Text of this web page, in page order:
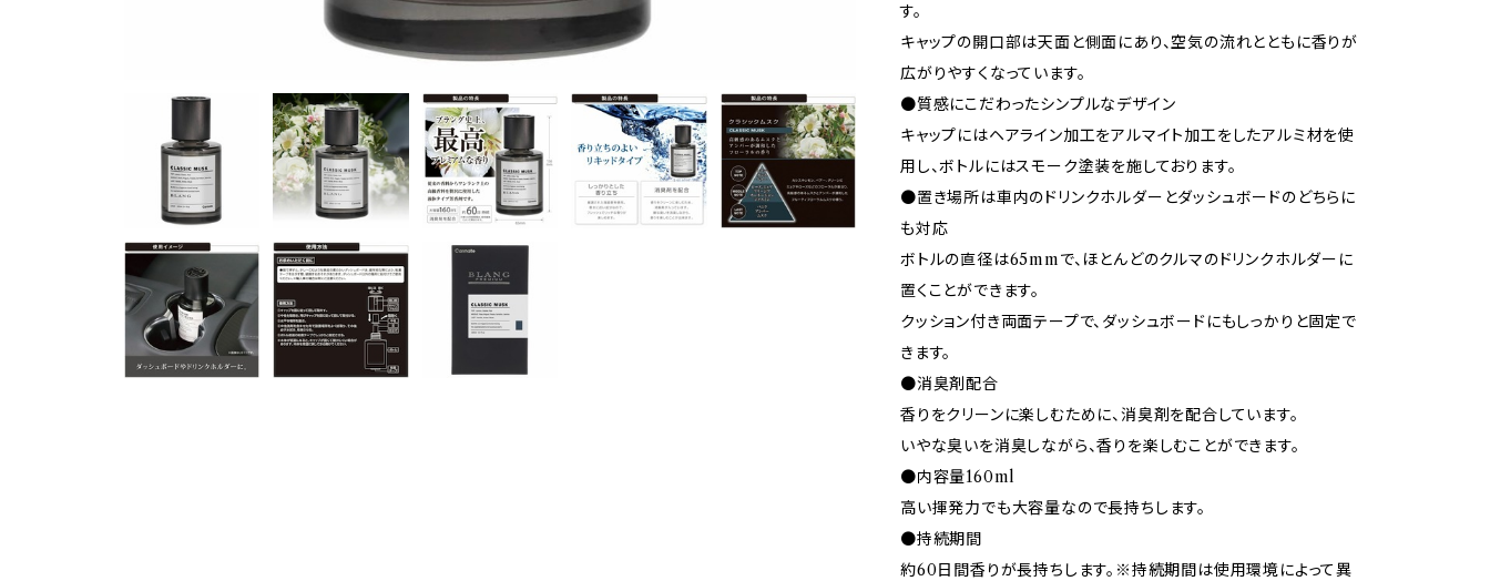
す。
キャップの開口部は天面と側面にあり、空気の流れとともに香りが
広がりやすくなっています。
●質感にこだわったシンプルなデザイン
キャップにはヘアライン加工をアルマイト加工をしたアルミ材を使
用し、ボトルにはスモーク塗装を施しております。
●置き場所は車内のドリンクホルダーとダッシュボードのどちらに
も対応
ボトルの直径は65mmで、ほとんどのクルマのドリンクホルダーに
置くことができます。
クッション付き両面テープで、ダッシュボードにもしっかりと固定で
きます。
●消臭剤配合
香りをクリーンに楽しむために、消臭剤を配合しています。
いやな臭いを消臭しながら、香りを楽しむことができます。
●内容量160ml
高い揮発力でも大容量なので長持ちします。
●持続期間
約60日間香りが長持ちします。※持続期間は使用環境によって異